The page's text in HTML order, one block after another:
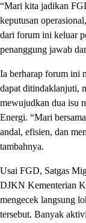
“Mari kita jadikan
keputusan
dari forum ini keluar
penanggung jawab
Ia berharap forum ini
dapat ditindaklanjuti,
mewujudkan dua isu
Energi. “Mari
andal, efisien, dan
tambahnya.
Usai FGD, Satgas
DJKN Kementerian
mengecek langsung
tersebut. Banyak